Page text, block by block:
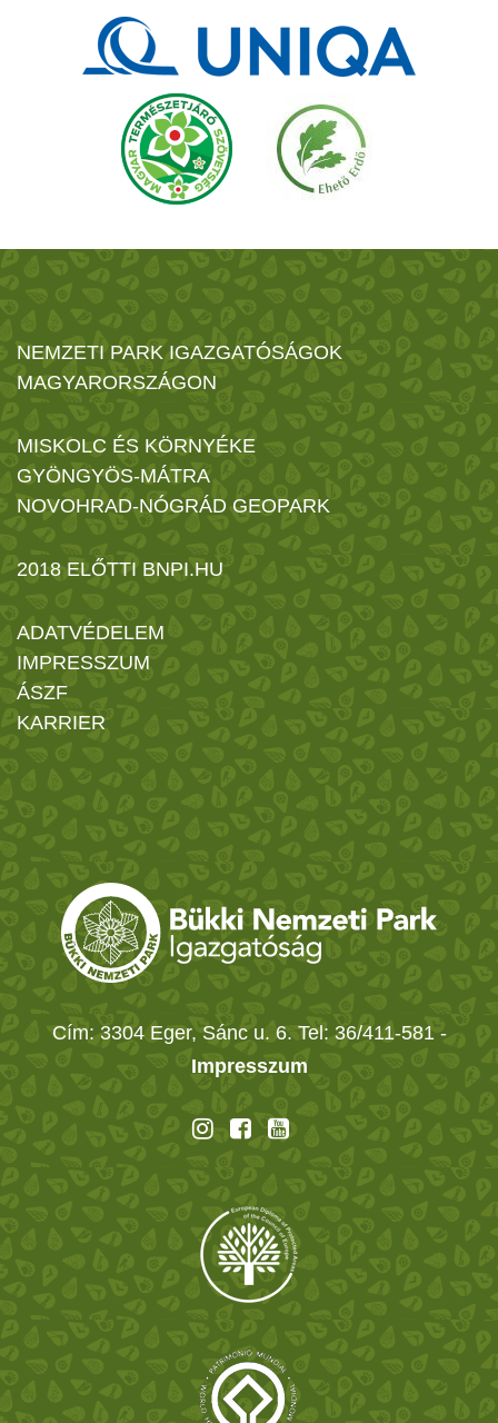
NEMZETI PARK IGAZGATÓSÁGOK
MAGYARORSZÁGON
MISKOLC ÉS KÖRNYÉKE
GYÖNGYÖS-MÁTRA
NOVOHRAD-NÓGRÁD GEOPARK
2018 ELŐTTI BNPI.HU
ADATVÉDELEM
IMPRESSZUM
ÁSZF
KARRIER
Cím: 3304 Eger, Sánc u. 6. Tel: 36/411-581 -
Impresszum